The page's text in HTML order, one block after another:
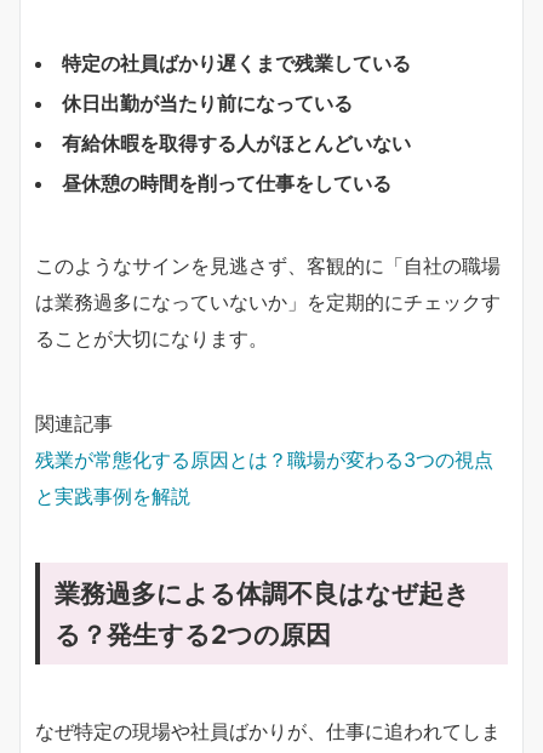
特定の社員ばかり遅くまで残業している
休日出勤が当たり前になっている
有給休暇を取得する人がほとんどいない
昼休憩の時間を削って仕事をしている
このようなサインを見逃さず、客観的に「自社の職場
は業務過多になっていないか」を定期的にチェックす
ることが大切になります。
関連記事
残業が常態化する原因とは？職場が変わる3つの視点
と実践事例を解説
業務過多による体調不良はなぜ起き
る？発生する2つの原因
なぜ特定の現場や社員ばかりが、仕事に追われてしま